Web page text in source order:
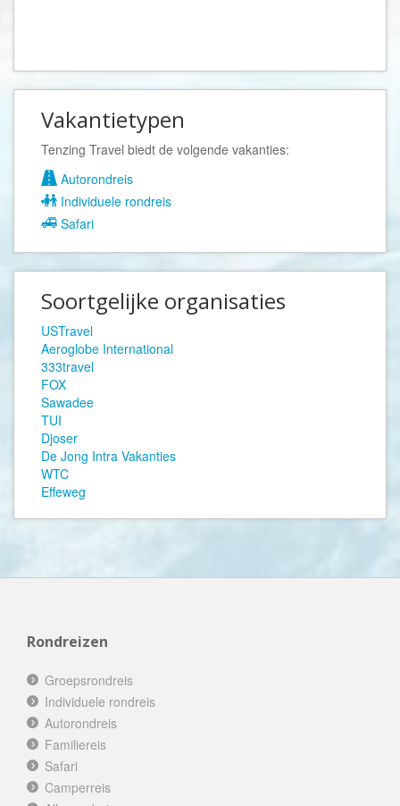
Vakantietypen
Tenzing Travel biedt de volgende vakanties:
Autorondreis
Individuele rondreis
Safari
Soortgelijke organisaties
USTravel
Aeroglobe International
333travel
FOX
Sawadee
TUI
Djoser
De Jong Intra Vakanties
WTC
Effeweg
Rondreizen
Groepsrondreis
Individuele rondreis
Autorondreis
Familiereis
Safari
Camperreis